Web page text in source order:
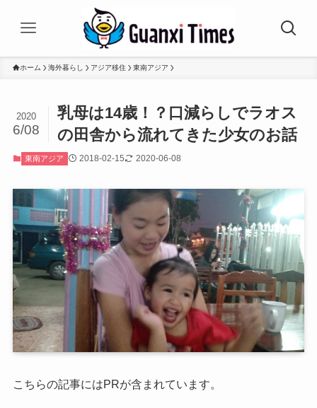
ホーム 海外暮らし アジア移住 東南アジア
乳母は14歳！？口減らしでラオス
の田舎から流れてきた少女のお話
2020
6/08
東南アジア 2018-02-15 2020-06-08
こちらの記事にはPRが含まれています。